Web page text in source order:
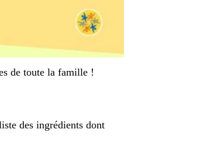
de toute la famille !
des ingrédients dont